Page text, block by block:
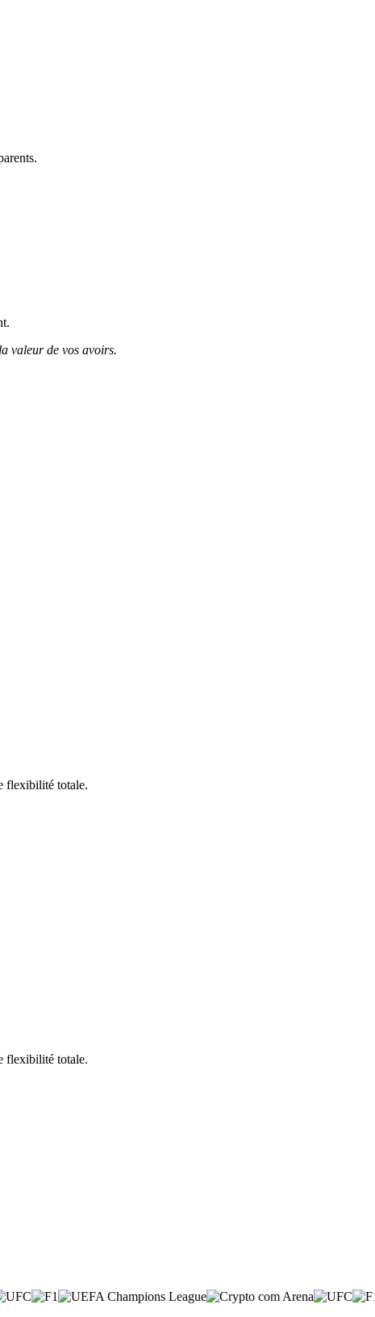
valeur de vos avoirs.
flexibilité totale.
flexibilité totale.